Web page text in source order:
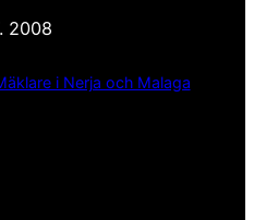
2008
i Nerja och Malaga